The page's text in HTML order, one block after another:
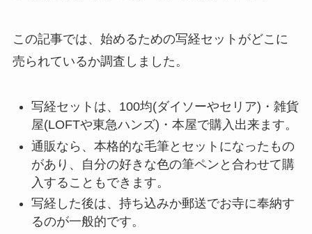
この記事では、始めるための写経セットがどこに
売られているか調査しました。
写経セットは、100均(ダイソーやセリア)・雑貨
屋(LOFTや東急ハンズ)・本屋で購入出来ます。
通販なら、本格的な毛筆とセットになったもの
があり、自分の好きな色の筆ペンと合わせて購
入することもできます。
写経した後は、持ち込みか郵送でお寺に奉納す
るのが一般的です。